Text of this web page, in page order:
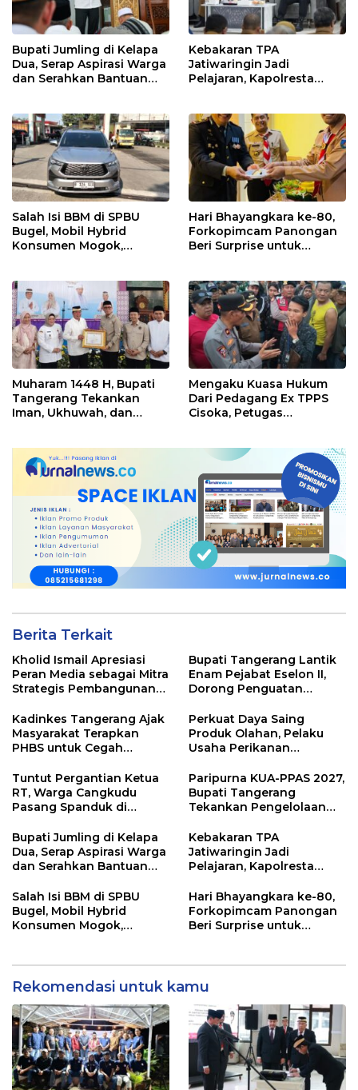
Bupati Jumling di Kelapa
Dua, Serap Aspirasi Warga
dan Serahkan Bantuan
Kebakaran TPA
Jatiwaringin Jadi
Pelajaran, Kapolresta
Ditingkatkan
Salah Isi BBM di SPBU
Bugel, Mobil Hybrid
Konsumen Mogok,
Hari Bhayangkara ke-80,
Forkopimcam Panongan
Beri Surprise untuk
Muharam 1448 H, Bupati
Tangerang Tekankan
Iman, Ukhuwah, dan
Mengaku Kuasa Hukum
Dari Pedagang Ex TPPS
Cisoka, Petugas
Berita Terkait
Kholid Ismail Apresiasi
Peran Media sebagai Mitra
Strategis Pembangunan
Tangerang
Bupati Tangerang Lantik
Enam Pejabat Eselon II,
Dorong Penguatan
Publik
Kadinkes Tangerang Ajak
Masyarakat Terapkan
PHBS untuk Cegah
Perkuat Daya Saing
Produk Olahan, Pelaku
Usaha Perikanan
Didorong Terapkan SNI
Tuntut Pergantian Ketua
RT, Warga Cangkudu
Pasang Spanduk di
Paripurna KUA-PPAS 2027,
Bupati Tangerang
Tekankan Pengelolaan
Dampak El Nino
Bupati Jumling di Kelapa
Dua, Serap Aspirasi Warga
dan Serahkan Bantuan
Kebakaran TPA
Jatiwaringin Jadi
Pelajaran, Kapolresta
Kesiapsiagaan
Ditingkatkan
Salah Isi BBM di SPBU
Bugel, Mobil Hybrid
Konsumen Mogok,
Hari Bhayangkara ke-80,
Forkopimcam Panongan
Beri Surprise untuk
Rekomendasi untuk kamu